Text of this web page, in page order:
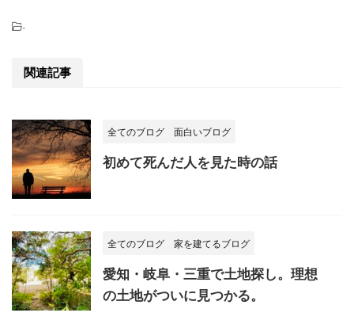
-
関連記事
全てのブログ 面白いブログ
初めて死んだ人を見た時の話
全てのブログ 家を建てるブログ
愛知・岐阜・三重で土地探し。理想
の土地がついに見つかる。